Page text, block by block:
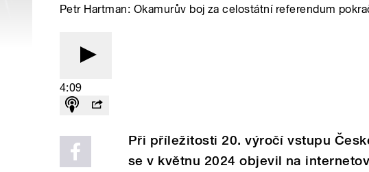
Petr Hartman: Okamurův boj za celostátní referendum
4:09
Při příležitosti 20. výročí vstupu
se v květnu 2024 objevil na